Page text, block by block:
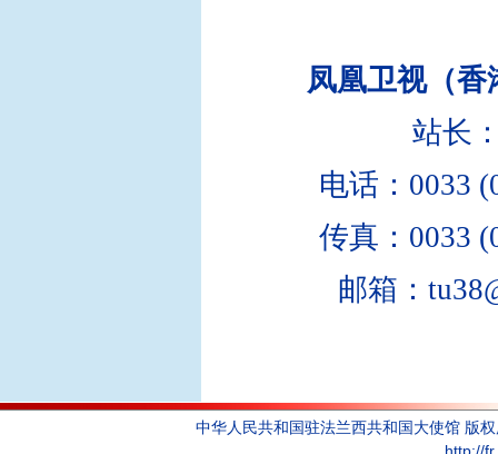
凤凰卫视（
站长
电话：0033
传真：0033
邮箱：
中华人民共和国驻法兰西共和国大使馆 版